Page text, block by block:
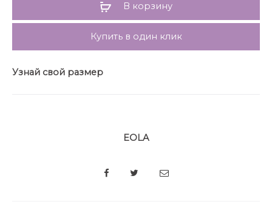
В корзину
Купить в один клик
Узнай свой размер
EOLA
SHARE